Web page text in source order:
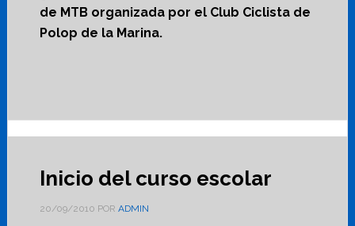
de MTB organizada por el Club Ciclista de
Polop de la Marina.
Inicio del curso escolar
20/09/2010 POR ADMIN